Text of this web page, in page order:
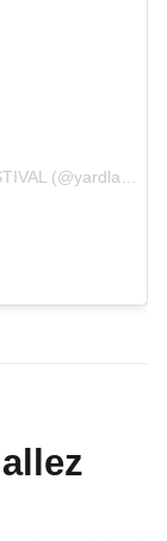
Une publication partagée par YARDLAND FESTIVAL (@yardland_)